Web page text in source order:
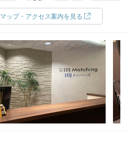
マップ・アクセス案内を見る